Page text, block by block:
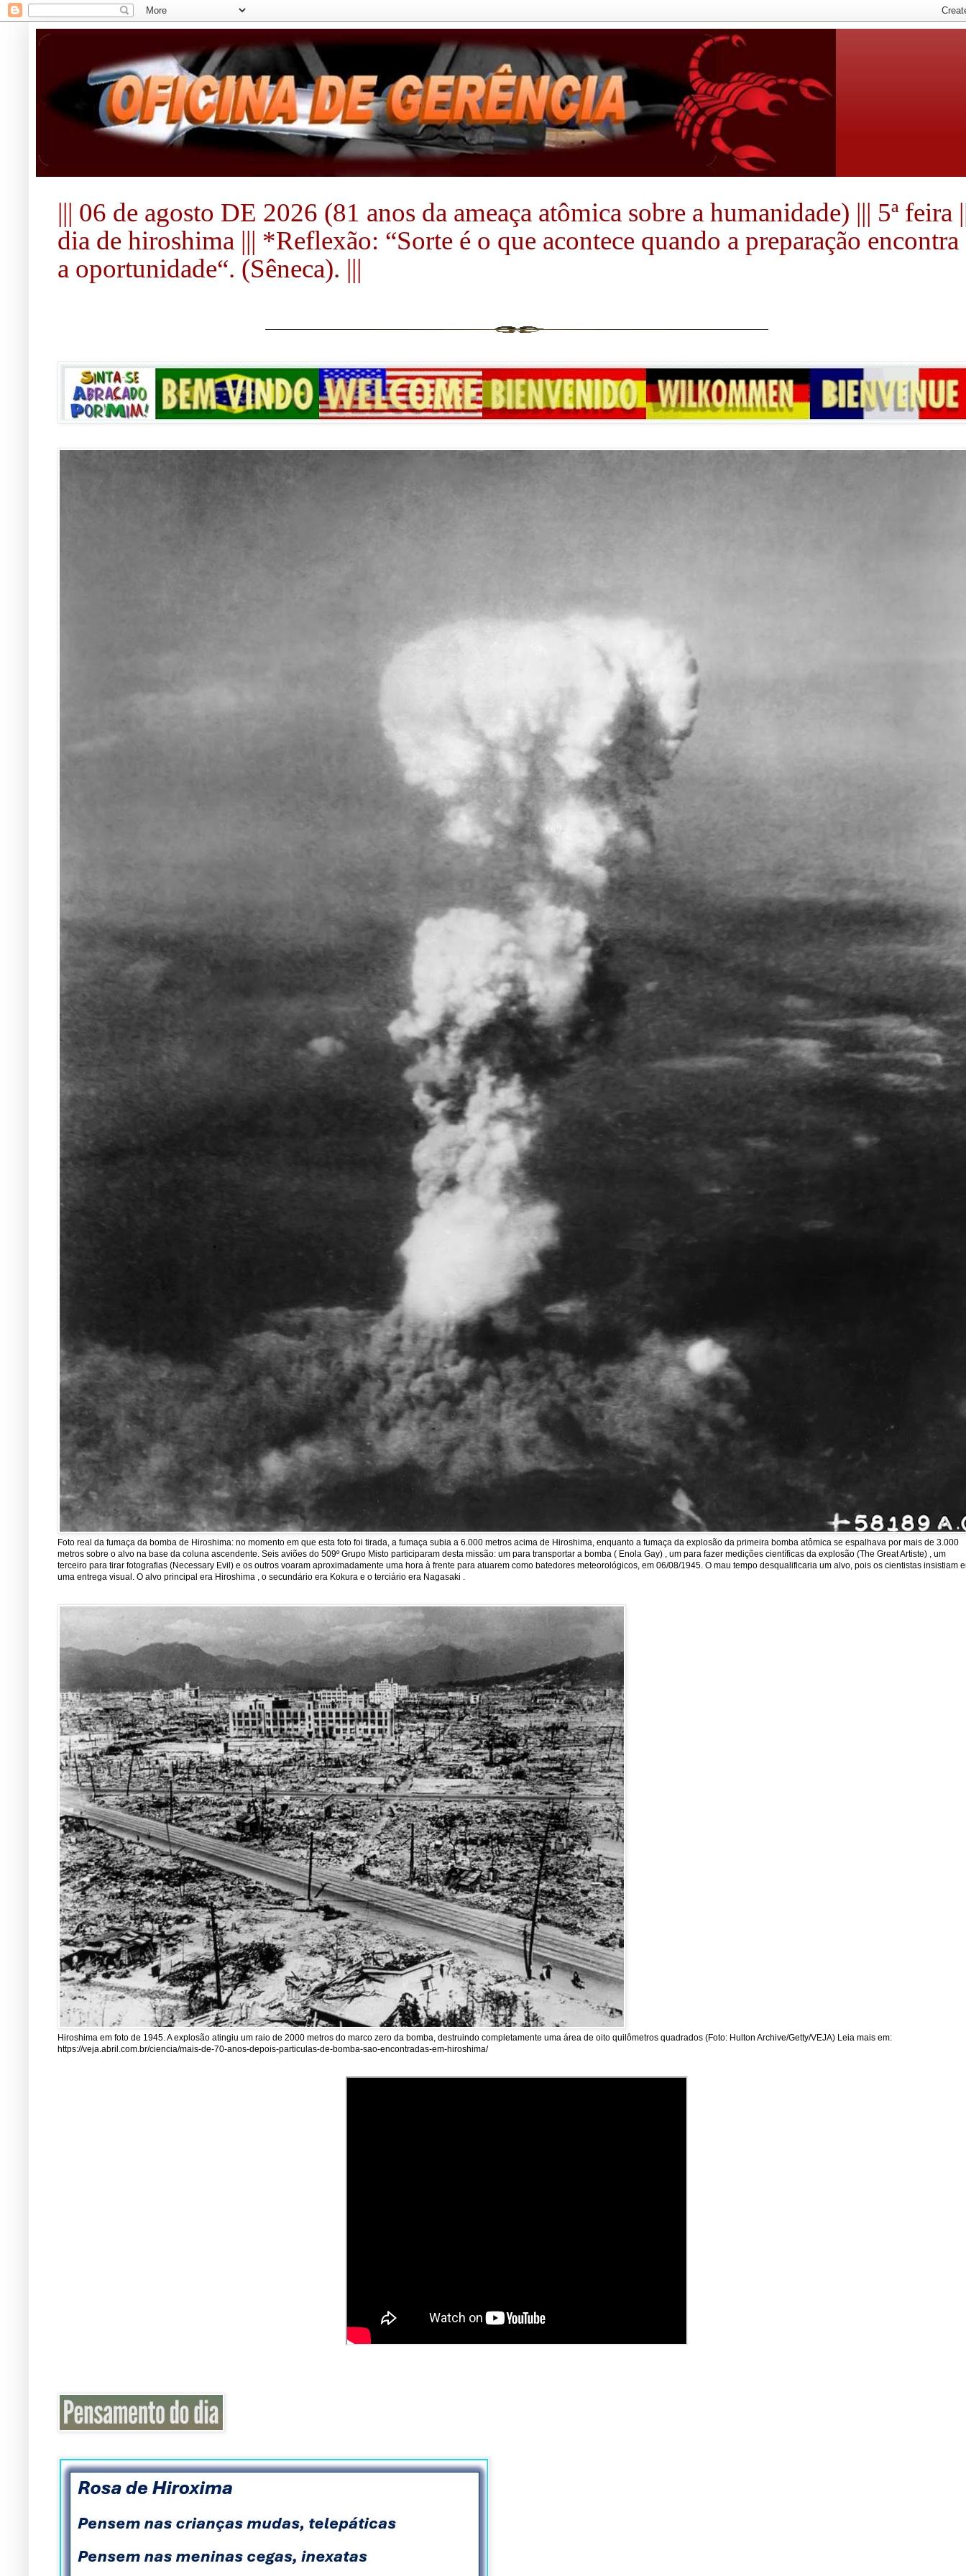
||| 06 de agosto DE 2026 (81 anos da ameaça atômica sobre a humanidade) ||| 5ª feira
dia de hiroshima ||| *Reflexão: “Sorte é o que acontece quando a preparação encontra
a oportunidade“. (Sêneca). |||
Foto real da fumaça da bomba de Hiroshima: no momento em que esta foto foi tirada, a fumaça subia a 6.000 metros acima de Hiroshima, enquanto a fumaça da explosão da primeira bomba atômica se espalhava por mais de 3.000
metros sobre o alvo na base da coluna ascendente. Seis aviões do 509º Grupo Misto participaram desta missão: um para transportar a bomba ( Enola Gay) , um para fazer medições científicas da explosão (The Great Artiste) , um
terceiro para tirar fotografias (Necessary Evil) e os outros voaram aproximadamente uma hora à frente para atuarem como batedores meteorológicos, em 06/08/1945. O mau tempo desqualificaria um alvo, pois os cientistas insistiam
uma entrega visual. O alvo principal era Hiroshima , o secundário era Kokura e o terciário era Nagasaki .
Hiroshima em foto de 1945. A explosão atingiu um raio de 2000 metros do marco zero da bomba, destruindo completamente uma área de oito quilômetros quadrados (Foto: Hulton Archive/Getty/VEJA) Leia mais em:
https://veja.abril.com.br/ciencia/mais-de-70-anos-depois-particulas-de-bomba-sao-encontradas-em-hiroshima/